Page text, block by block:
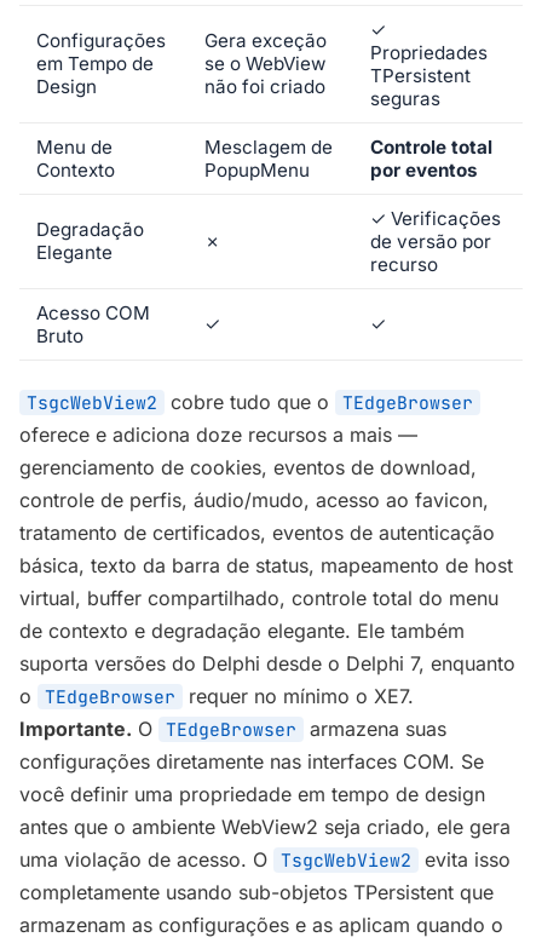
Configurações
em Tempo de
Design
Gera exceção
se o WebView
não foi criado
✓
Propriedades
TPersistent
seguras
Menu de
Contexto
Mesclagem de
PopupMenu
Controle total
por eventos
Degradação
Elegante
✗
✓ Verificações
de versão por
recurso
Acesso COM
Bruto
✓ ✓
TsgcWebView2 cobre tudo que o TEdgeBrowser
oferece e adiciona doze recursos a mais —
gerenciamento de cookies, eventos de download,
controle de perfis, áudio/mudo, acesso ao favicon,
tratamento de certificados, eventos de autenticação
básica, texto da barra de status, mapeamento de host
virtual, buffer compartilhado, controle total do menu
de contexto e degradação elegante. Ele também
suporta versões do Delphi desde o Delphi 7, enquanto
o
TEdgeBrowser
requer no mínimo o XE7.
Importante. O TEdgeBrowser
armazena suas
configurações diretamente nas interfaces COM. Se
você definir uma propriedade em tempo de design
antes que o ambiente WebView2 seja criado, ele gera
uma violação de acesso. O TsgcWebView2
evita isso
completamente usando sub-objetos TPersistent que
armazenam as configurações e as aplicam quando o